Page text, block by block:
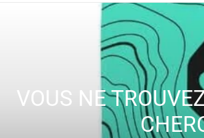
VOUS NE